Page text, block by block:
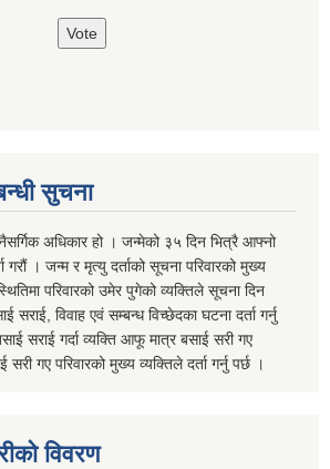
सुचना
नैसर्गिक अधिकार हो । जन्मेको ३५ दिन भित्रै आफ्नो
गरौं । जन्म र मृत्यु दर्ताको सूचना परिवारको मुख्य
परिवारको उमेर पुगेको व्यक्तिले सूचना दिन
विवाह एवं सम्बन्ध विच्छेदका घटना दर्ता गर्नु
सराई गर्दा व्यक्ति आफू मात्र बसाई सरी गए
सरी गए परिवारको मुख्य व्यक्तिले दर्ता गर्नु पर्छ ।
विवरण